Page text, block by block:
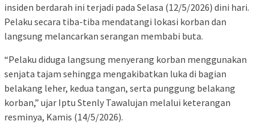
insiden berdarah ini terjadi pada Selasa (12/5/2026) dini hari.
Pelaku secara tiba-tiba mendatangi lokasi korban dan
langsung melancarkan serangan membabi buta.
“Pelaku diduga langsung menyerang korban menggunakan
senjata tajam sehingga mengakibatkan luka di bagian
belakang leher, kedua tangan, serta punggung belakang
korban,” ujar Iptu Stenly Tawalujan melalui keterangan
resminya, Kamis (14/5/2026).